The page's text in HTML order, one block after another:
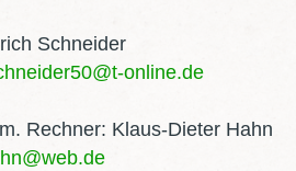
Schneider
online.de
Rechner: Klaus-Dieter Hahn